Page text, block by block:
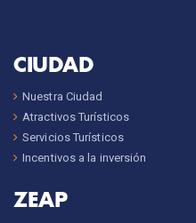
CIUDAD
Nuestra Ciudad
Atractivos Turísticos
Servicios Turísticos
Incentivos a la inversión
ZEAP